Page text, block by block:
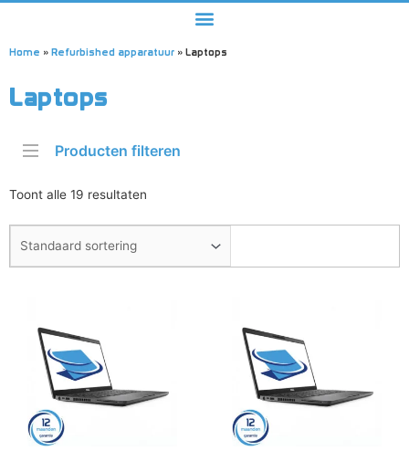
Home » Refurbished apparatuur » Laptops
Laptops
Producten filteren
Toont alle 19 resultaten
heeft
meerdere
variaties.
optie
heeft
meerdere
variaties.
optie